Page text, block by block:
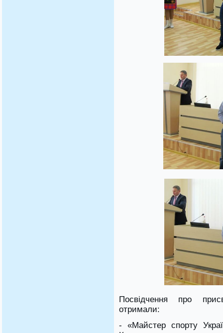
Посвідчення про
отримали:
- «Майстер спорту